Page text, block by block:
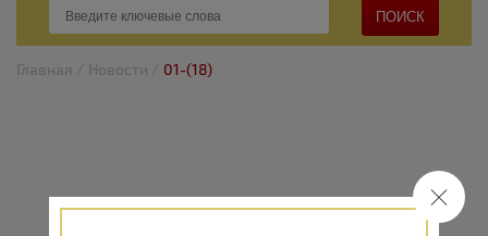
ПОИСК
Главная / Новости / 01-(18)